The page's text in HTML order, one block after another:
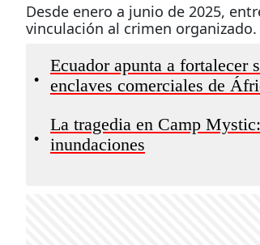
Desde enero a junio de 2025,
vinculación al crimen organizado.
•
Ecuador apunta a fortalecer
enclaves comerciales de
•
La tragedia en Camp
inundaciones